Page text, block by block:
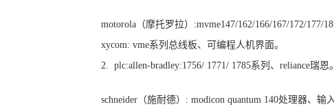
motorola（摩托罗拉）:mvme147/162/166/167/172/177/
xycom: vme系列总线板、可编程人机界面。
2. plc:allen-bradley:1756/ 1771/ 1785系列、reliance瑞恩
schneider（施耐德）: modicon quantum 140处理器、输